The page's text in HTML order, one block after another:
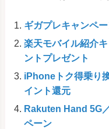
ギガプレキャンペ
楽天モバイル紹介
ントプレゼント
iPhoneトク得乗り
イント還元
Rakuten Hand 5G
ペーン